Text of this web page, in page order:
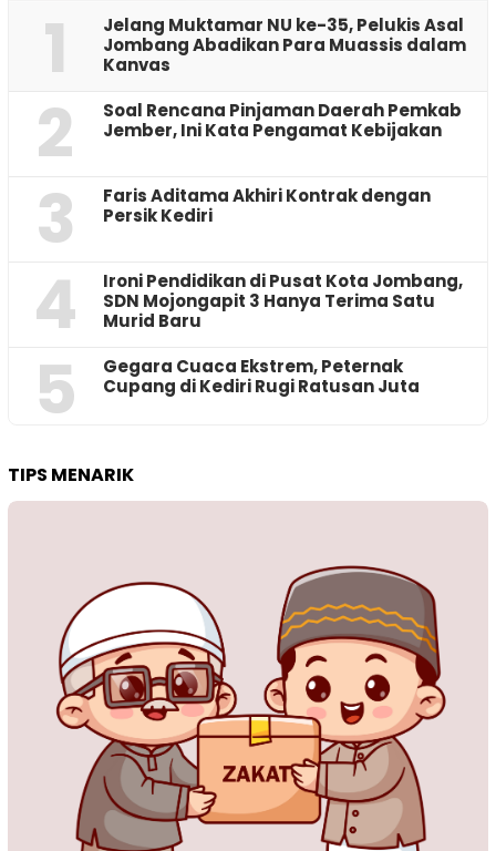
1
Jelang Muktamar NU ke-35, Pelukis Asal
Jombang Abadikan Para Muassis dalam
Kanvas
2
‎Soal Rencana Pinjaman Daerah Pemkab
Jember, Ini Kata Pengamat Kebijakan ‎
3
Faris Aditama Akhiri Kontrak dengan
Persik Kediri
4
Ironi Pendidikan di Pusat Kota Jombang,
SDN Mojongapit 3 Hanya Terima Satu
Murid Baru
5
‎Gegara Cuaca Ekstrem, Peternak
Cupang di Kediri Rugi Ratusan Juta
TIPS MENARIK